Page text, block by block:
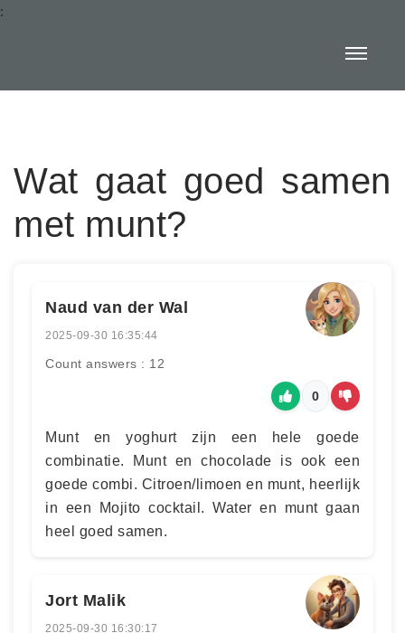
:
Wat gaat goed samen
met munt?
Naud van der Wal
2025-09-30 16:35:44
Count answers : 12
0
Munt en yoghurt zijn een hele goede
combinatie. Munt en chocolade is ook een
goede combi. Citroen/limoen en munt, heerlijk
in een Mojito cocktail. Water en munt gaan
heel goed samen.
Jort Malik
2025-09-30 16:30:17